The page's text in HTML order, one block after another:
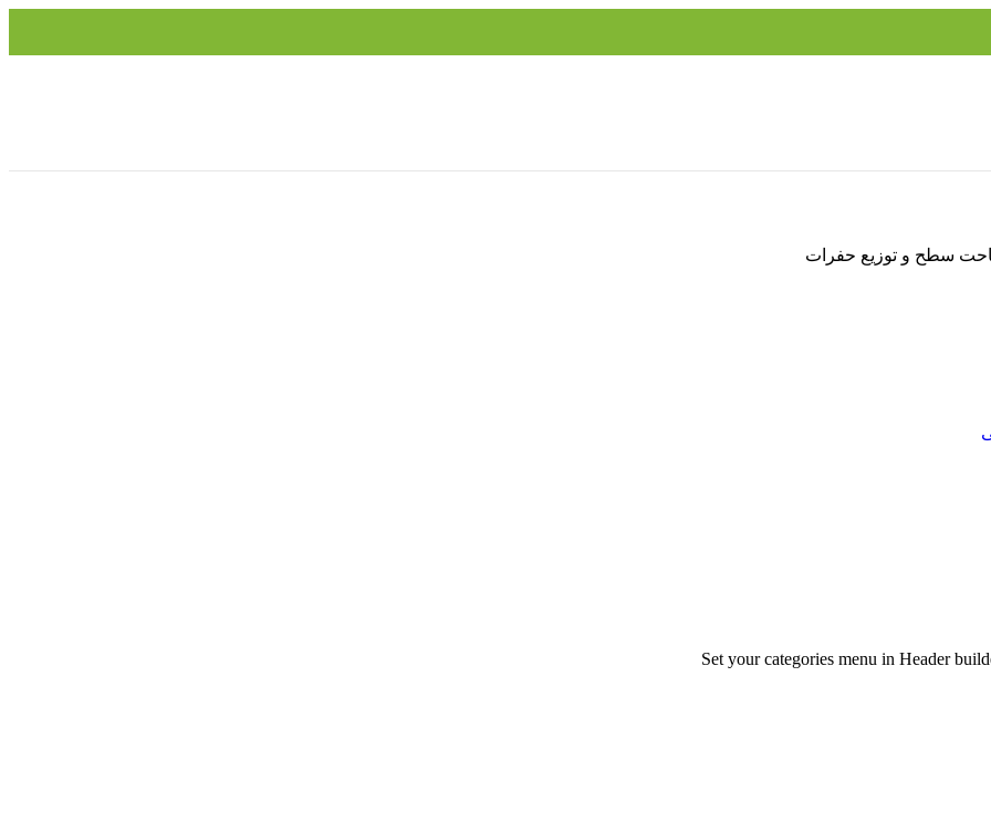
سطح و توزیع حفرات
Set your categories menu in Header